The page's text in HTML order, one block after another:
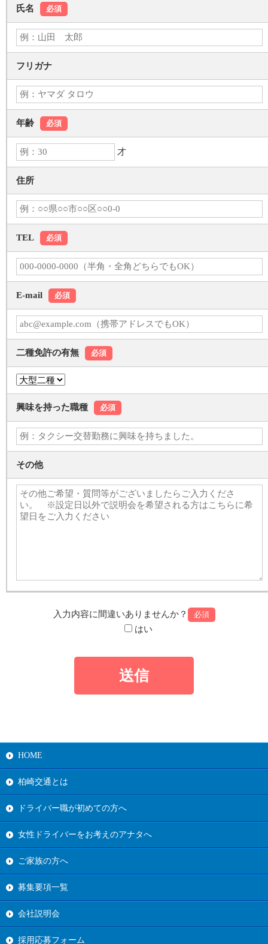
氏名 必須
フリガナ
年齢 必須
才
住所
TEL 必須
E-mail 必須
二種免許の有無 必須
興味を持った職種 必須
その他
入力内容に間違いありませんか？ 必須
はい
HOME
柏崎交通とは
ドライバー職が初めての方へ
女性ドライバーをお考えのアナタへ
ご家族の方へ
募集要項一覧
会社説明会
採用応募フォーム